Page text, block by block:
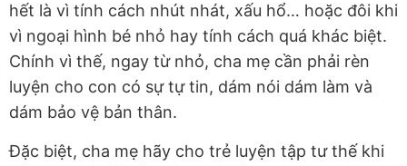
hết là vì tính cách nhút nhát, xấu hổ… hoặc đôi khi
vì ngoại hình bé nhỏ hay tính cách quá khác biệt.
Chính vì thế, ngay từ nhỏ, cha mẹ cần phải rèn
luyện cho con có sự tự tin, dám nói dám làm và
dám bảo vệ bản thân.
Đặc biệt, cha mẹ hãy cho trẻ luyện tập tư thế khi